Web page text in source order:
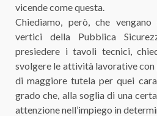
vicende come questa.
Chiediamo, però, che
vertici della Pubblica
presiedere i tavoli tecnici,
svolgere le attività lavorative con
di maggiore tutela per quei
grado che, alla soglia di una
attenzione nell’impiego in